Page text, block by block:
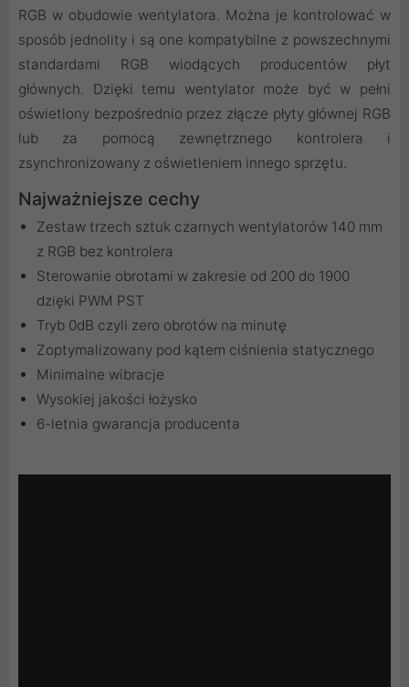
RGB w obudowie wentylatora. Można je kontrolować w
sposób jednolity i są one kompatybilne z powszechnymi
standardami RGB wiodących producentów płyt
głównych. Dzięki temu wentylator może być w pełni
oświetlony bezpośrednio przez złącze płyty głównej RGB
lub za pomocą zewnętrznego kontrolera i
zsynchronizowany z oświetleniem innego sprzętu.
Najważniejsze cechy
Zestaw trzech sztuk czarnych wentylatorów 140 mm
z RGB bez kontrolera
Sterowanie obrotami w zakresie od 200 do 1900
dzięki PWM PST
Tryb 0dB czyli zero obrotów na minutę
Zoptymalizowany pod kątem ciśnienia statycznego
Minimalne wibracje
Wysokiej jakości łożysko
6-letnia gwarancja producenta